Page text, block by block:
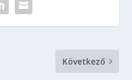
Következő